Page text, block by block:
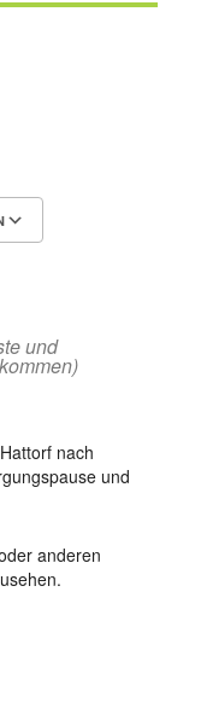
und
nach
und
anderen